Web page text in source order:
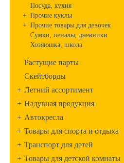
Посуда, кухня
+ Прочие куклы
+ Прочие товары для девочек
Сумки, пеналы, дневники
Хозяюшка, школа
Растущие парты
Скейтборды
+ Летний ассортимент
+ Надувная продукция
+ Автокресла
+ Товары для спорта и отдыха
+ Транспорт для детей
+ Товары для детской комнаты